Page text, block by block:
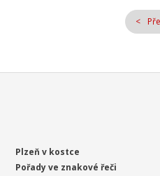
Plzeň v kostce
Pořady ve znakové řeči